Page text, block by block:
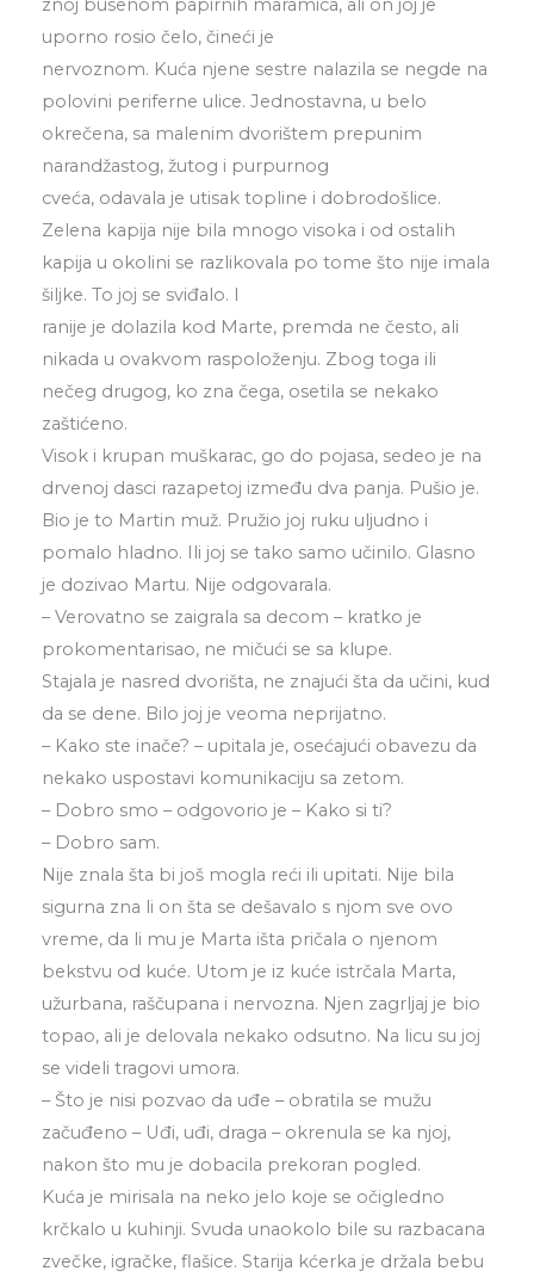
znoj busenom papirnih maramica, ali on joj je
uporno rosio čelo, čineći je
nervoznom. Kuća njene sestre nalazila se negde na
polovini periferne ulice. Jednostavna, u belo
okrečena, sa malenim dvorištem prepunim
narandžastog, žutog i purpurnog
cveća, odavala je utisak topline i dobrodošlice.
Zelena kapija nije bila mnogo visoka i od ostalih
kapija u okolini se razlikovala po tome što nije imala
šiljke. To joj se sviđalo. I
ranije je dolazila kod Marte, premda ne često, ali
nikada u ovakvom raspoloženju. Zbog toga ili
nečeg drugog, ko zna čega, osetila se nekako
zaštićeno.
Visok i krupan muškarac, go do pojasa, sedeo je na
drvenoj dasci razapetoj između dva panja. Pušio je.
Bio je to Martin muž. Pružio joj ruku uljudno i
pomalo hladno. Ili joj se tako samo učinilo. Glasno
je dozivao Martu. Nije odgovarala.
– Verovatno se zaigrala sa decom – kratko je
prokomentarisao, ne mičući se sa klupe.
Stajala je nasred dvorišta, ne znajući šta da učini, kud
da se dene. Bilo joj je veoma neprijatno.
– Kako ste inače? – upitala je, osećajući obavezu da
nekako uspostavi komunikaciju sa zetom.
– Dobro smo – odgovorio je – Kako si ti?
– Dobro sam.
Nije znala šta bi još mogla reći ili upitati. Nije bila
sigurna zna li on šta se dešavalo s njom sve ovo
vreme, da li mu je Marta išta pričala o njenom
bekstvu od kuće. Utom je iz kuće istrčala Marta,
užurbana, raščupana i nervozna. Njen zagrljaj je bio
topao, ali je delovala nekako odsutno. Na licu su joj
se videli tragovi umora.
– Što je nisi pozvao da uđe – obratila se mužu
začuđeno – Uđi, uđi, draga – okrenula se ka njoj,
nakon što mu je dobacila prekoran pogled.
Kuća je mirisala na neko jelo koje se očigledno
krčkalo u kuhinji. Svuda unaokolo bile su razbacana
zvečke, igračke, flašice. Starija kćerka je držala bebu